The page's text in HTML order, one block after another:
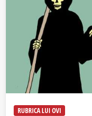
RUBRICA LUI OVI